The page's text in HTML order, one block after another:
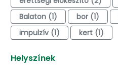
Balaton (1)
bor (1)
impulzív (1)
kert (1)
Helyszínek